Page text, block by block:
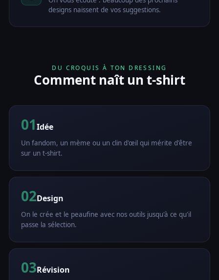
designs naissent de vos suggestions.
DU CROQUIS À TON DRESSING
Comment naît un t-shirt
01Idée
Un fandom, un mème ou un clin d'œil qui mérite d'être
sur un t-shirt.
02Design
On le crée et le peaufine avec nos outils jusqu'à ce qu'il
passe la sélection.
03Révision